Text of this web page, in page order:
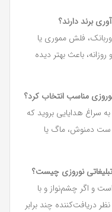
فلش مموری یا
باعث بهتر دیده
سراغ هدایایی بروید که
ست دمنوش، ماگ یا
و اگر چشم‌نواز و با
دریافت‌کننده چند برابر